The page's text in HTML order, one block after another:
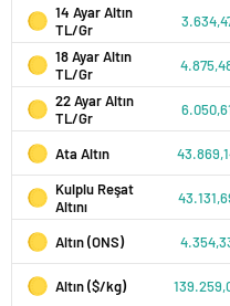
14 Ayar Altın
TL/Gr
18 Ayar Altın
TL/Gr
22 Ayar Altın
TL/Gr
Ata Altın
Kulplu Reşat
Altını
Altın (ONS)
Altın ($/kg)